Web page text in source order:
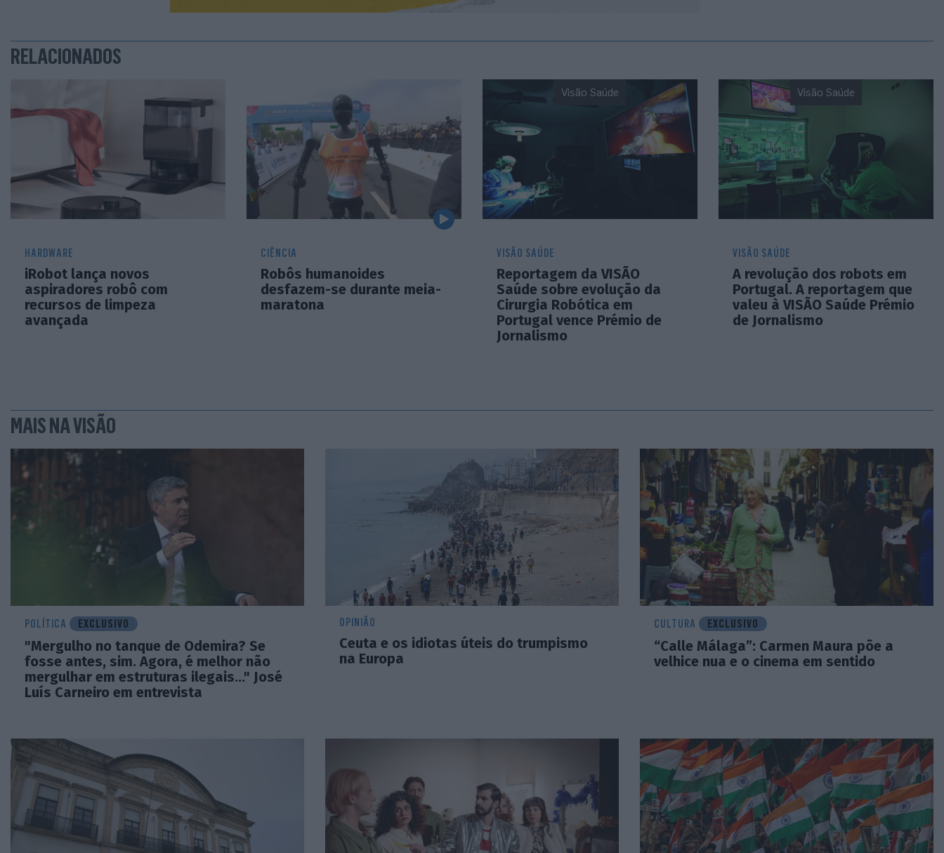
RELACIONADOS
HARDWARE
iRobot lança novos
aspiradores robô com
recursos de limpeza
avançada
CIÊNCIA
Robôs humanoides
desfazem-se durante meia-
maratona
Visão Saúde
VISÃO SAÚDE
Reportagem da VISÃO
Saúde sobre evolução da
Cirurgia Robótica em
Portugal vence Prémio de
Jornalismo
Visão Saúde
VISÃO SAÚDE
A revolução dos robots em
Portugal. A reportagem que
valeu à VISÃO Saúde Prémio
de Jornalismo
MAIS NA VISÃO
POLÍTICA EXCLUSIVO
"Mergulho no tanque de Odemira? Se
fosse antes, sim. Agora, é melhor não
mergulhar em estruturas ilegais..." José
Luís Carneiro em entrevista
OPINIÃO
Ceuta e os idiotas úteis do trumpismo
na Europa
CULTURA EXCLUSIVO
“Calle Málaga”: Carmen Maura põe a
velhice nua e o cinema em sentido